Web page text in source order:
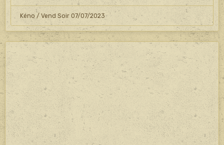
Kéno / Vend Soir 07/07/2023